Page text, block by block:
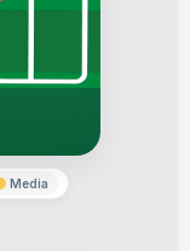
Media